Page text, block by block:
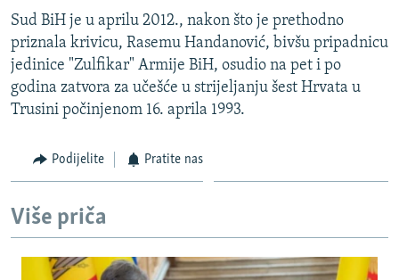
GENOCID U SREBRENICI
POPLAVE I KLIZIŠTA U BIH 2024.
TV LIBERTY
POST SCRIPTUM
MOJA EVROPA
TRI DECENIJE OD RATA U BIH
SVE KARTE DEJTONA
PRATITE NAS
Sve RFE/RL stranice
Sud BiH je u aprilu 2012., nakon što je prethodno
priznala krivicu, Rasemu Handanović, bivšu pripadnicu
jedinice "Zulfikar" Armije BiH, osudio na pet i po
godina zatvora za učešće u strijeljanju šest Hrvata u
Trusini počinjenom 16. aprila 1993.
Podijelite Pratite nas
Više priča